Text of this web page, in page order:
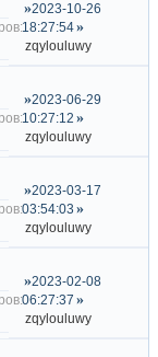
2023-10-26
18:27:54
zqylouluwy
2023-06-29
10:27:12
zqylouluwy
2023-03-17
03:54:03
zqylouluwy
2023-02-08
06:27:37
zqylouluwy